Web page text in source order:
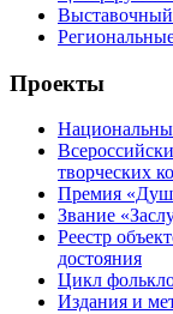
Выставочный
Проекты
творческих
Премия
Звание
Реестр
достояния
Цикл
Издания и